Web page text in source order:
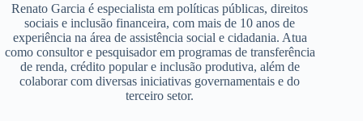
Renato Garcia é especialista em políticas públicas, direitos
sociais e inclusão financeira, com mais de 10 anos de
experiência na área de assistência social e cidadania. Atua
como consultor e pesquisador em programas de transferência
de renda, crédito popular e inclusão produtiva, além de
colaborar com diversas iniciativas governamentais e do
terceiro setor.